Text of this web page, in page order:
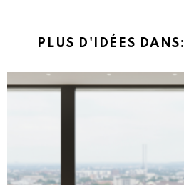
PLUS D'IDÉES DANS: